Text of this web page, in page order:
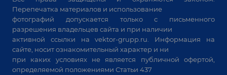
Системы аспирации
Станки лазерной резки
Решения для учебных заведений
Перепечатка материалов и использование
фотографий допускается только с письменного
разрешения владельцев сайта и при наличии
активной ссылки наvektor-grupp.ru. Информация на
сайте, носит ознакомительный характер и ни
при каких условиях не является публичной офертой,
определяемой положениями Статьи 437